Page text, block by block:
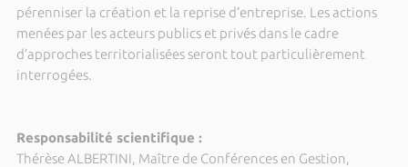
pérenniser la création et la reprise d’entreprise. Les actions
menées par les acteurs publics et privés dans le cadre
d’approches territorialisées seront tout particulièrement
interrogées.
Responsabilité scientifique :
Thérèse ALBERTINI, Maître de Conférences en Gestion,